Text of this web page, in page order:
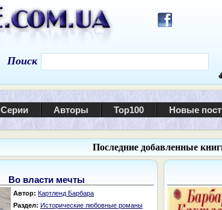
Поиск
Серии Авторы Top100 Новые
Последние добавленные
Во власти мечты
Автор: Картленд Барбара
Раздел: Исторические любовные романы